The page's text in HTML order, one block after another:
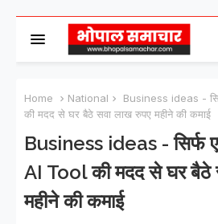
Home National
Business ideas -
की मदद से घर बैठे सवा लाख रुपए महीने की कमाई
Business ideas - सिर्फ
AI Tool की मदद से घर बैठे
महीने की कमाई